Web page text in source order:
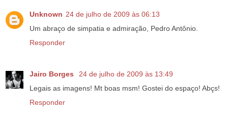
Unknown 24 de julho de 2009 às 06:13
Um abraço de simpatia e admiração, Pedro Antônio.
Responder
Jairo Borges
24 de julho de 2009 às 13:49
Legais as imagens! Mt boas msm! Gostei do espaço! Abçs!
Responder